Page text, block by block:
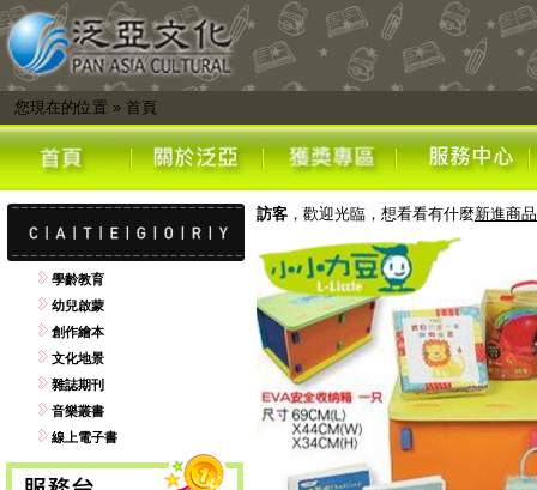
您現在的位置 » 首頁
學齡教育
幼兒啟蒙
創作繪本
文化地景
雜誌期刊
音樂叢書
線上電子書
訪客 ，歡迎光臨，想看看有什麼新進商品